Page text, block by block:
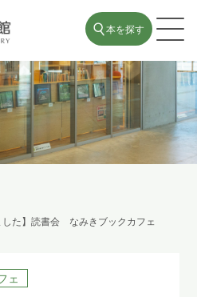
本を探す
した】読書会 なみきブックカフェ
ェ